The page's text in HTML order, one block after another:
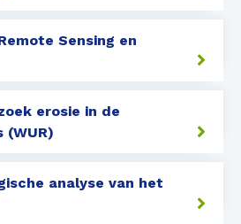
Sensing en
erosie in de
(WUR)
analyse van het